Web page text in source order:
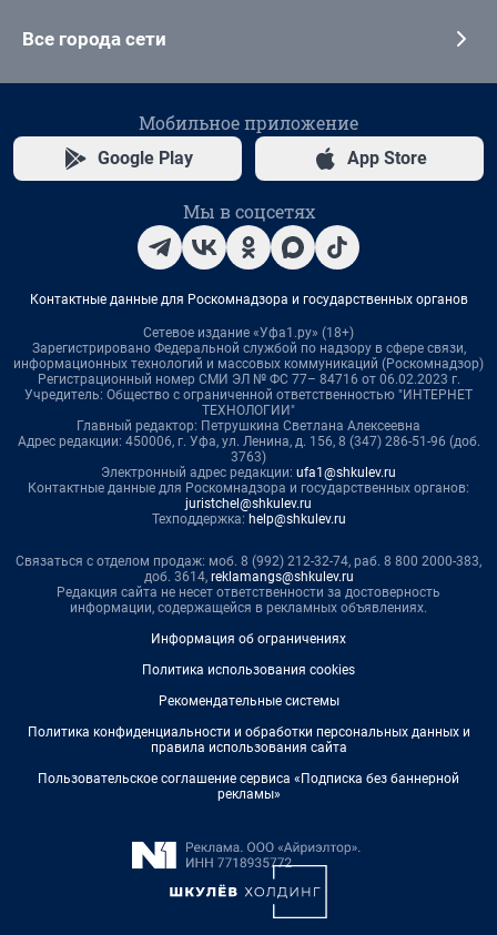
Все города сети
Мобильное приложение
Google Play App Store
Мы в соцсетях
Контактные данные для Роскомнадзора и государственных органов
Сетевое издание «Уфа1.ру» (18+)
Зарегистрировано Федеральной службой по надзору в сфере связи,
информационных технологий и массовых коммуникаций (Роскомнадзор)
Регистрационный номер СМИ ЭЛ № ФС 77– 84716 от 06.02.2023 г.
Учредитель: Общество с ограниченной ответственностью "ИНТЕРНЕТ
ТЕХНОЛОГИИ"
Главный редактор: Петрушкина Светлана Алексеевна
Адрес редакции: 450006, г. Уфа, ул. Ленина, д. 156, 8 (347) 286-51-96 (доб.
3763)
Электронный адрес редакции: ufa1@shkulev.ru
Контактные данные для Роскомнадзора и государственных органов:
juristchel@shkulev.ru
Техподдержка: help@shkulev.ru
Связаться с отделом продаж: моб. 8 (992) 212-32-74, раб. 8 800 2000-383,
доб. 3614, reklamangs@shkulev.ru
Редакция сайта не несет ответственности за достоверность
информации, содержащейся в рекламных объявлениях.
Информация об ограничениях
Политика использования cookies
Рекомендательные системы
Политика конфиденциальности и обработки персональных данных и
правила использования сайта
Пользовательское соглашение сервиса «Подписка без баннерной
рекламы»